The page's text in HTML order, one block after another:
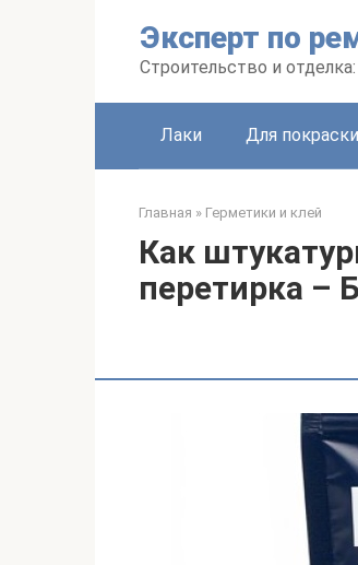
Эксперт по
Строительство и
Лаки Для покраски
Главная » Герметики и клей
Как
перетирка –